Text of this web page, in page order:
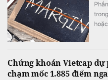
Chứng khoán Vietcap dự
chạm mốc 1.885 điểm